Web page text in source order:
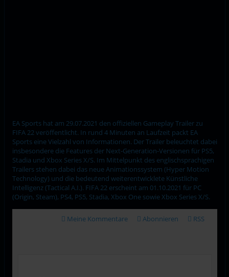
EA Sports hat am 29.07.2021 den offiziellen Gameplay Trailer zu
FIFA 22 veröffentlicht. In rund 4 Minuten an Laufzeit packt EA
Sports eine Vielzahl von Informationen. Der Trailer beleuchtet dabei
insbesondere die Features der Next-Generation-Versionen für PS5,
Stadia und Xbox Series X/S. Im Mittelpunkt des englischsprachigen
Trailers stehen dabei das neue Animationssystem (Hyper Motion
Technology) und die bedeutend weiterentwicklete Künstliche
Intelligenz (Tactical A.I.). FIFA 22 erscheint am 01.10.2021 für PC
(Origin, Steam), PS4, PS5, Stadia, Xbox One sowie Xbox Series X/S.
Meine Kommentare Abonnieren RSS